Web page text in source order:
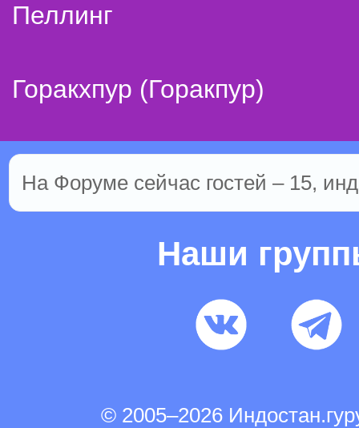
Пеллинг
Горакхпур (Горакпур)
На Форуме сейчас гостей – 15,
Наши
© 2005–2026